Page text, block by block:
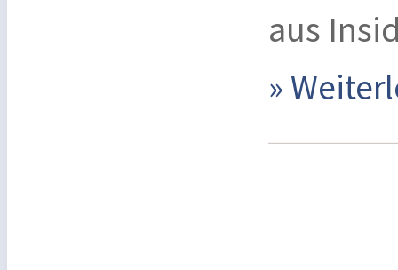
aus
»